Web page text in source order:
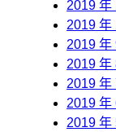
2019 年
2019 年
2019 年
2019 年
2019 年
2019 年
2019 年